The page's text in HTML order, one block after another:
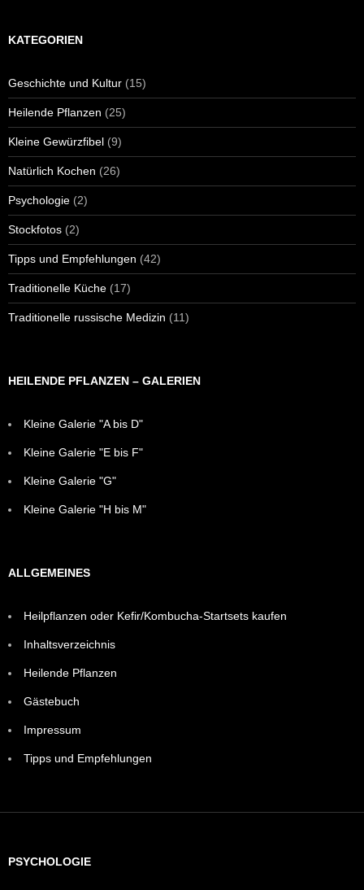
KATEGORIEN
Geschichte und Kultur (15)
Heilende Pflanzen (25)
Kleine Gewürzfibel (9)
Natürlich Kochen (26)
Psychologie (2)
Stockfotos (2)
Tipps und Empfehlungen (42)
Traditionelle Küche (17)
Traditionelle russische Medizin (11)
HEILENDE PFLANZEN – GALERIEN
Kleine Galerie "A bis D"
Kleine Galerie "E bis F"
Kleine Galerie "G"
Kleine Galerie "H bis M"
ALLGEMEINES
Heilpflanzen oder Kefir/Kombucha-Startsets kaufen
Inhaltsverzeichnis
Heilende Pflanzen
Gästebuch
Impressum
Tipps und Empfehlungen
PSYCHOLOGIE